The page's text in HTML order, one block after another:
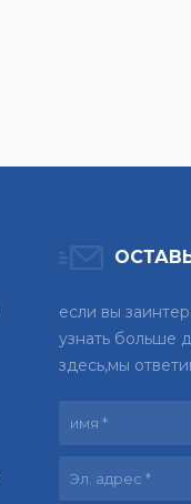
если вы
узнать больше
здесь,мы